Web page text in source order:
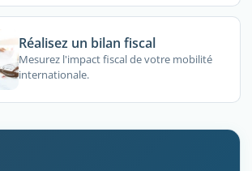
Réalisez un bilan fiscal
Mesurez l'impact fiscal de votre mobilité
internationale.